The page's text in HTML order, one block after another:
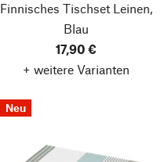
Finnisches Tischset Leinen,
Blau
17,90 €
+ weitere Varianten
Neu